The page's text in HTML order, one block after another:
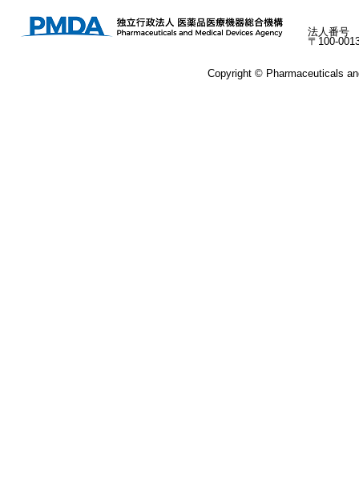
法人番号
〒100-
Copyright © Pharmaceuticals